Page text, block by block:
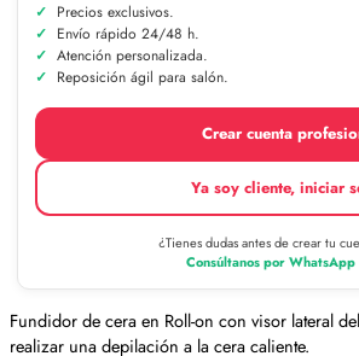
Precios exclusivos.
Envío rápido 24/48 h.
Atención personalizada.
Reposición ágil para salón.
Crear cuenta
Ya soy cliente, iniciar
¿Tienes dudas antes de crear tu
Consúltanos por WhatsApp
Fundidor de cera en Roll-on con visor lateral
realizar una depilación a la cera caliente.